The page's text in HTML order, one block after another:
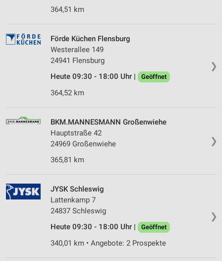
364,51 km
❯
Förde Küchen Flensburg
Westerallee 149
24941 Flensburg
Heute 09:30 - 18:00 Uhr |
Geöffnet
364,52 km
❯
BKM.MANNESMANN Großenwiehe
Hauptstraße 42
24969 Großenwiehe
365,81 km
❯
JYSK Schleswig
Lattenkamp 7
24837 Schleswig
Heute 09:30 - 18:00 Uhr |
Geöffnet
340,01 km • Angebote: 2 Prospekte